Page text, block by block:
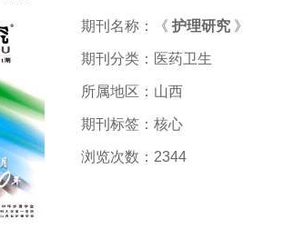
期刊名称：《 护理研究 》
期刊分类：医药卫生
所属地区：山西
期刊标签：核心
浏览次数：2344